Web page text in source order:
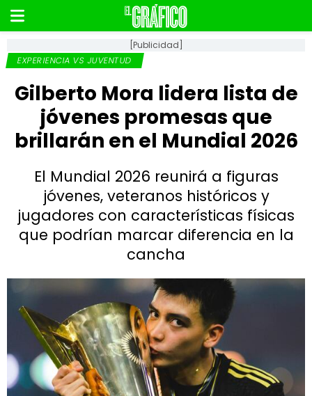
[Publicidad]
EXPERIENCIA VS JUVENTUD
Gilberto Mora lidera lista de
jóvenes promesas que
brillarán en el Mundial 2026
El Mundial 2026 reunirá a figuras
jóvenes, veteranos históricos y
jugadores con características físicas
que podrían marcar diferencia en la
cancha